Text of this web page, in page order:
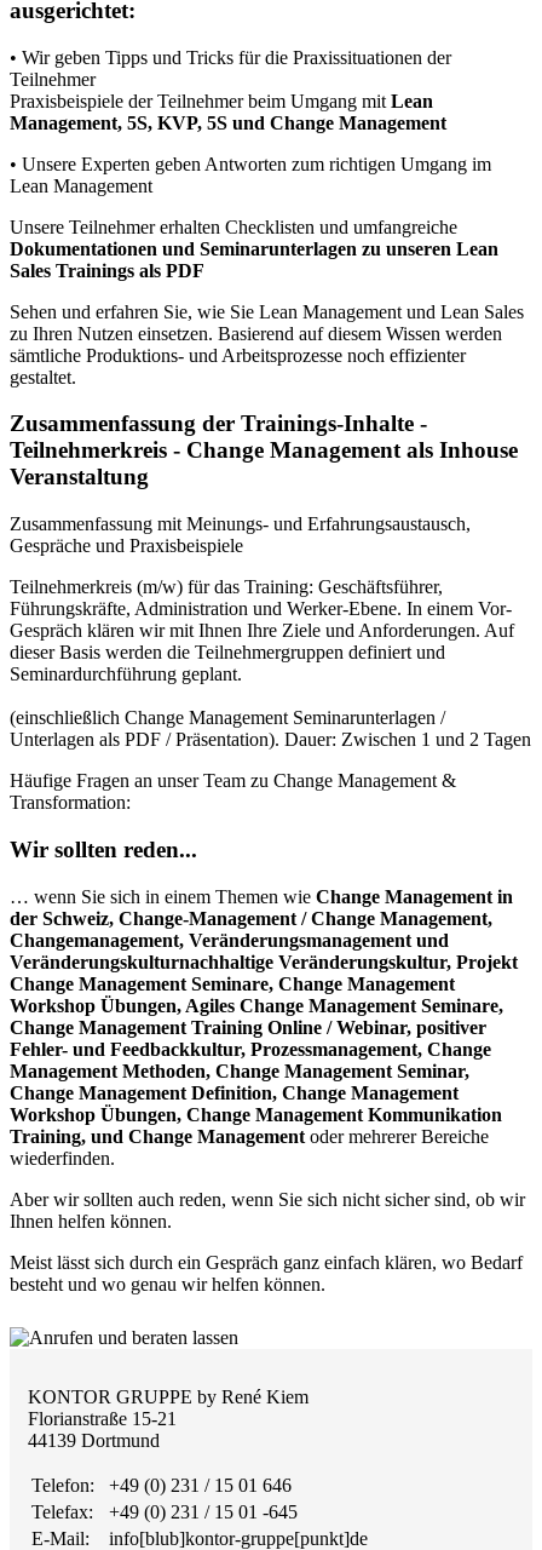
ausgerichtet:
• Wir geben Tipps und Tricks für die Praxissituationen der
Teilnehmer
Praxisbeispiele der Teilnehmer beim Umgang mit Lean
Management, 5S, KVP, 5S und Change Management
• Unsere Experten geben Antworten zum richtigen Umgang im
Lean Management
Unsere Teilnehmer erhalten Checklisten und umfangreiche
Dokumentationen und Seminarunterlagen zu unseren Lean
Sales Trainings als PDF
Sehen und erfahren Sie, wie Sie Lean Management und Lean Sales
zu Ihren Nutzen einsetzen. Basierend auf diesem Wissen werden
sämtliche Produktions- und Arbeitsprozesse noch effizienter
gestaltet.
Zusammenfassung der Trainings-Inhalte -
Teilnehmerkreis - Change Management als Inhouse
Veranstaltung
Zusammenfassung mit Meinungs- und Erfahrungsaustausch,
Gespräche und Praxisbeispiele
Teilnehmerkreis (m/w) für das Training: Geschäftsführer,
Führungskräfte, Administration und Werker-Ebene. In einem Vor-
Gespräch klären wir mit Ihnen Ihre Ziele und Anforderungen. Auf
dieser Basis werden die Teilnehmergruppen definiert und
Seminardurchführung geplant.
(einschließlich Change Management Seminarunterlagen /
Unterlagen als PDF / Präsentation). Dauer: Zwischen 1 und 2 Tagen
Häufige Fragen an unser Team zu Change Management &
Transformation:
Wir sollten reden...
… wenn Sie sich in einem Themen wie Change Management in
der Schweiz, Change-Management / Change Management,
Changemanagement, Veränderungsmanagement und
Veränderungskulturnachhaltige Veränderungskultur, Projekt
Change Management Seminare, Change Management
Workshop Übungen, Agiles Change Management Seminare,
Change Management Training Online / Webinar, positiver
Fehler- und Feedbackkultur, Prozessmanagement, Change
Management Methoden, Change Management Seminar,
Change Management Definition, Change Management
Workshop Übungen, Change Management Kommunikation
Training, und Change Management oder mehrerer Bereiche
wiederfinden.
Aber wir sollten auch reden, wenn Sie sich nicht sicher sind, ob wir
Ihnen helfen können.
Meist lässt sich durch ein Gespräch ganz einfach klären, wo Bedarf
besteht und wo genau wir helfen können.
KONTOR GRUPPE by René Kiem
Florianstraße 15-21
44139 Dortmund
Telefon:
+49 (0) 231 / 15 01 646
Telefax:
+49 (0) 231 / 15 01 -645
E-Mail:
info[blub]kontor-gruppe[punkt]de